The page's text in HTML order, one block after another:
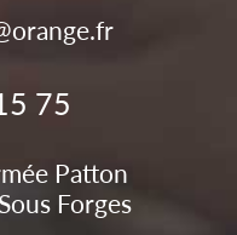
75
Patton
Forges